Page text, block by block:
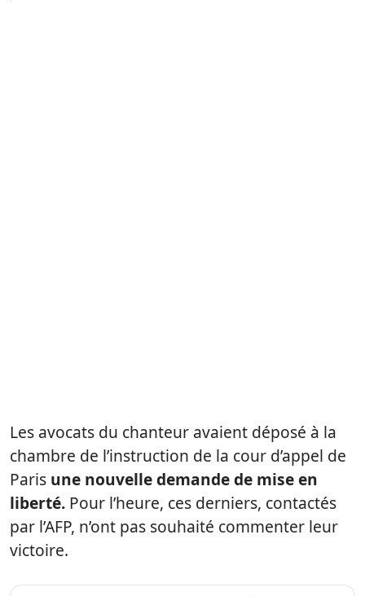
Les avocats du chanteur avaient déposé à la
chambre de l’instruction de la cour d’appel de
Paris une nouvelle demande de mise en
liberté. Pour l’heure, ces derniers, contactés
par l’AFP, n’ont pas souhaité commenter leur
victoire.